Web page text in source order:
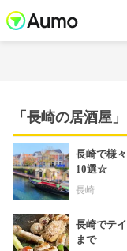
「長崎の居酒屋
長崎で様
10選☆
長崎
長崎でテ
まで